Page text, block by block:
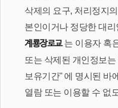
삭제의 요구, 처리정지
본인이거나 정당한 대
계룡장로교는 이용자 혹
또는 삭제된 개인정보
보유기간" 에 명시된 바
열람 또는 이용할 수 없